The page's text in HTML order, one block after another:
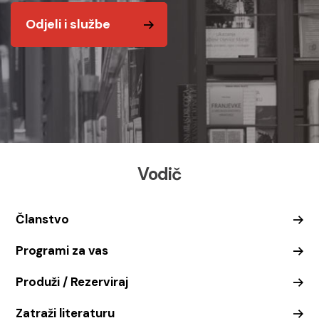
Odjeli i službe
Vodič
Članstvo
Programi za vas
Produži / Rezerviraj
Zatraži literaturu